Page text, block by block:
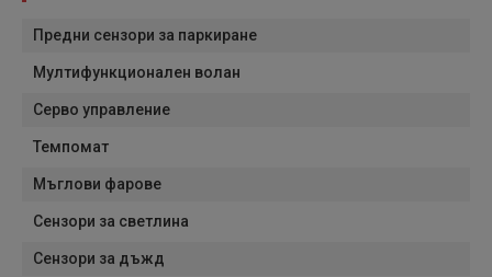
Предни сензори за паркиране
Мултифункционален волан
Серво управление
Темпомат
Мъглови фарове
Сензори за светлина
Сензори за дъжд